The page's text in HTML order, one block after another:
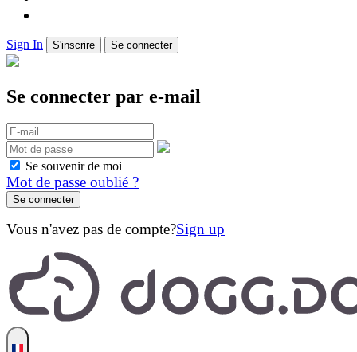
Sign In S'inscrire Se connecter
Se connecter par e-mail
Se souvenir de moi
Mot de passe oublié ?
Vous n'avez pas de compte?Sign up